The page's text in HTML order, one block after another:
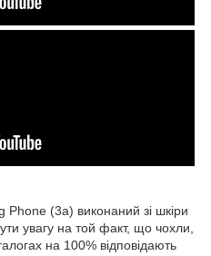
(3a) виконаний зі шкіри
увагу на той факт, що чохли,
на 100% відповідають